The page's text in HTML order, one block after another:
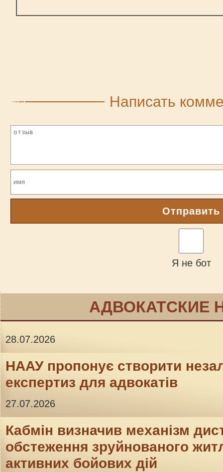
Написать
Отправить
Я не бот
АДВОКАТСКИЕ
28.07.2026
НААУ пропонує створити
експертиз для адвокатів
27.07.2026
Кабмін визначив механізм
обстеження зруйнованого
активних бойових дій